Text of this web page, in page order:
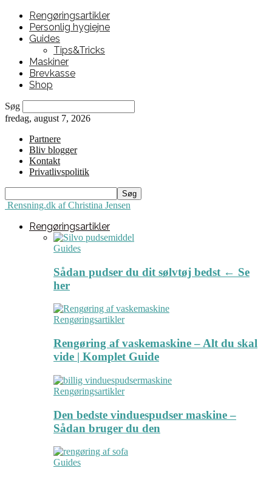
Rengøringsartikler
Personlig hygiejne
Guides
Tips&Tricks
Maskiner
Brevkasse
Shop
Søg
fredag, august 7, 2026
Partnere
Bliv blogger
Kontakt
Privatlivspolitik
Rensning.dk af Christina Jensen
Rengøringsartikler
Guides
Sådan pudser du dit sølvtøj bedst ← Se
her
Rengøringsartikler
Rengøring af vaskemaskine – Alt du skal
vide | Komplet Guide
Rengøringsartikler
Den bedste vinduespudser maskine –
Sådan bruger du den
Guides